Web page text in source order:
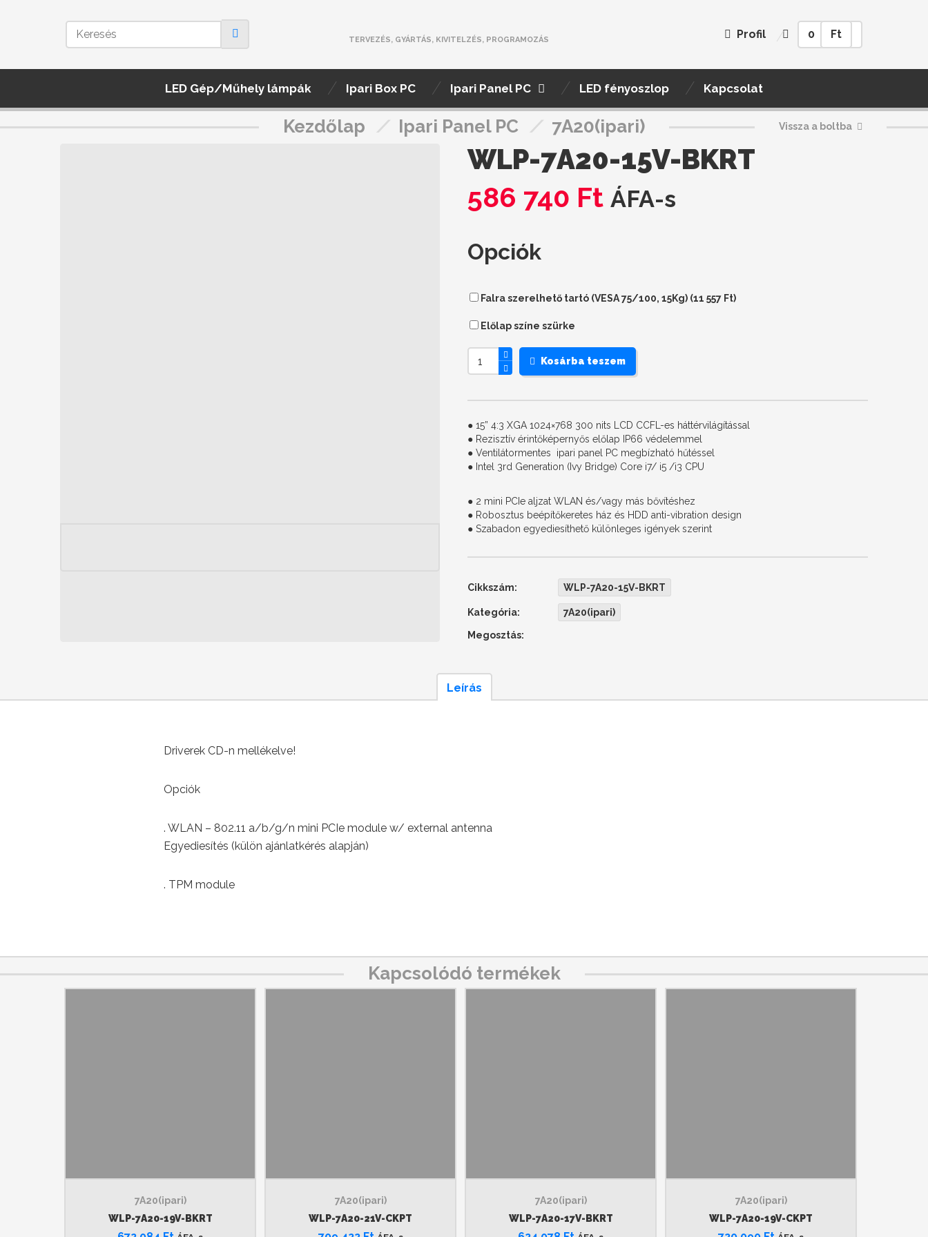
TERVEZÉS, GYÁRTÁS, KIVITELZÉS, PROGRAMOZÁS Profil 0 Ft
LED Gép/Műhely lámpák Ipari Box PC Ipari Panel PC LED fényoszlop Kapcsolat
Kezdőlap / Ipari Panel PC / 7A20(ipari) Vissza a boltba
WLP-7A20-15V-BKRT
586 740 Ft ÁFA-s
Opciók
Falra szerelhető tartó (VESA 75/100, 15Kg) (11 557 Ft)
Előlap színe szürke
Kosárba teszem
● 15” 4:3 XGA 1024×768 300 nits LCD CCFL-es háttérvilágítással
● Rezisztív érintőképernyős előlap IP66 védelemmel
● Ventilátormentes ipari panel PC megbízható hűtéssel
● Intel 3rd Generation (Ivy Bridge) Core i7/ i5 /i3 CPU
● 2 mini PCIe aljzat WLAN és/vagy más bővítéshez
● Robosztus beépítőkeretes ház és HDD anti-vibration design
● Szabadon egyediesíthető különleges igények szerint
Cikkszám: WLP-7A20-15V-BKRT
Kategória: 7A20(ipari)
Megosztás:
Leírás
Driverek CD-n mellékelve!
Opciók
. WLAN – 802.11 a/b/g/n mini PCIe module w/ external antenna
Egyediesítés (külön ajánlatkérés alapján)
. TPM module
Kapcsolódó termékek
7A20(ipari)
WLP-7A20-19V-BKRT
7A20(ipari)
WLP-7A20-21V-CKPT
7A20(ipari)
WLP-7A20-17V-BKRT
7A20(ipari)
WLP-7A20-19V-CKPT